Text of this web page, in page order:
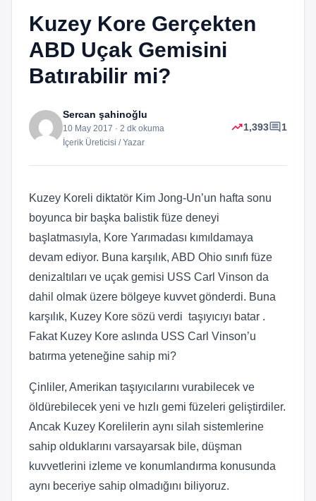
Kuzey Kore Gerçekten
ABD Uçak Gemisini
Batırabilir mi?
Sercan şahinoğlu
10 May 2017 · 2 dk okuma
İçerik Üreticisi / Yazar
trending_up1,393comment1
Kuzey Koreli diktatör Kim Jong-Un’un hafta sonu
boyunca bir başka balistik füze deneyi
başlatmasıyla, Kore Yarımadası kımıldamaya
devam ediyor. Buna karşılık, ABD Ohio sınıfı füze
denizaltıları ve uçak gemisi USS Carl Vinson da
dahil olmak üzere bölgeye kuvvet gönderdi. Buna
karşılık, Kuzey Kore sözü verdi taşıyıcıyı batar .
Fakat Kuzey Kore aslında USS Carl Vinson’u
batırma yeteneğine sahip mi?
Çinliler, Amerikan taşıyıcılarını vurabilecek ve
öldürebilecek yeni ve hızlı gemi füzeleri geliştirdiler.
Ancak Kuzey Korelilerin aynı silah sistemlerine
sahip olduklarını varsayarsak bile, düşman
kuvvetlerini izleme ve konumlandırma konusunda
aynı beceriye sahip olmadığını biliyoruz.